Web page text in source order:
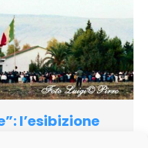
l’esibizione